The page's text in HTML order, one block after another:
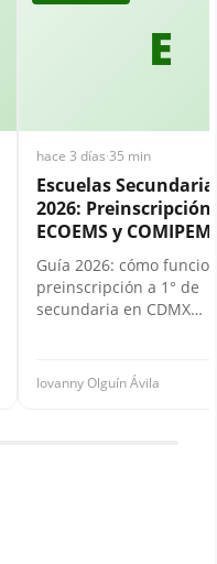
E
hace 3 días·35 min
Escuelas
2026: Preinscripción,
ECOEMS y
Guía 2026: cómo
preinscripción a 1° de
secundaria en CDMX…
Iovanny Olguín Ávila